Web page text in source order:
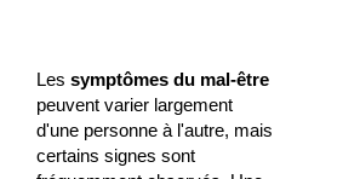
Les symptômes du mal-être
peuvent varier largement
d'une personne à l'autre, mais
certains signes sont